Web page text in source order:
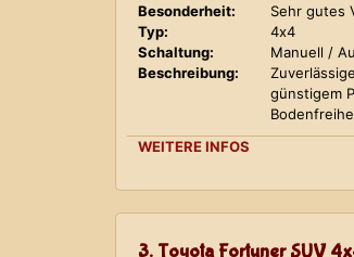
Besonderheit:
Sehr gutes
Typ:
4x4
Schaltung:
Manuell /
Beschreibung:
günstigem
WEITERE INFOS
3. Toyota Fortuner SUV